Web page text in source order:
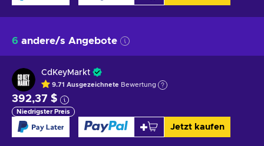
6 andere/s Angebote
CdKeyMarkt
9.71 Ausgezeichnete Bewertung
392,37 $
Niedrigster Preis
Jetzt kaufen